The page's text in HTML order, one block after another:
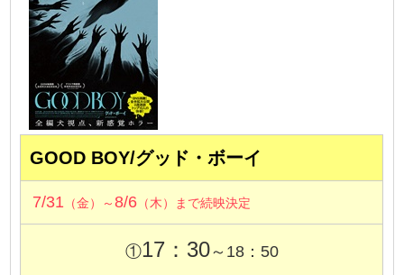
GOOD BOY/グッド・ボーイ
7/31 （金）～8/6 （木）まで続映決定
①17：30～18：50